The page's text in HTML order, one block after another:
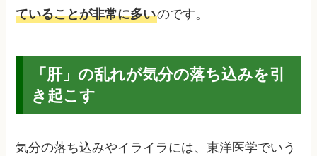
ていることが非常に多いのです。
「肝」の乱れが気分の落ち込みを引
き起こす
気分の落ち込みやイライラには、東洋医学でいう